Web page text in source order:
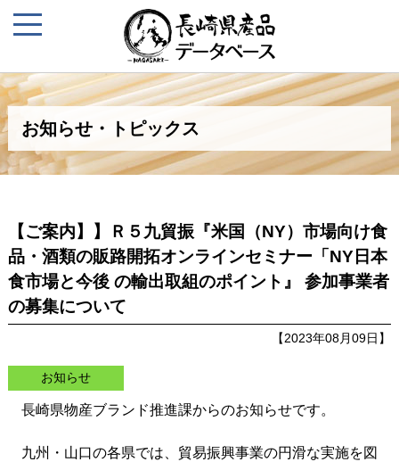
お知らせ・トピックス
【ご案内】】Ｒ５九貿振『米国（NY）市場向け食
品・酒類の販路開拓オンラインセミナー「NY日本
食市場と今後 の輸出取組のポイント』 参加事業者
の募集について
【2023年08月09日】
お知らせ
長崎県物産ブランド推進課からのお知らせです。
九州・山口の各県では、貿易振興事業の円滑な実施を図